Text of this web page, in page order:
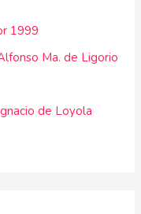
1999
Ma. de Ligorio
de Loyola